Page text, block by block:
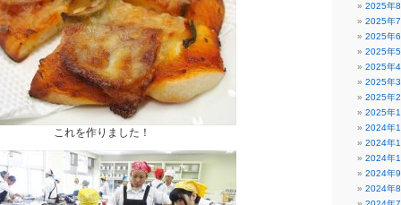
これを作りました！
2025年8
2025年7
2025年6
2025年5
2025年4
2025年3
2025年2
2025年1
2024年
2024年
2024年
2024年9
2024年8